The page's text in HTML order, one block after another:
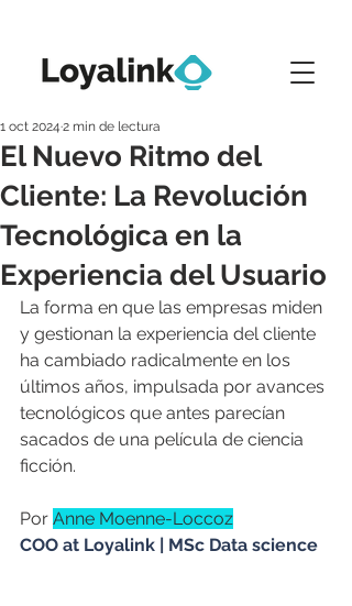
El Nuevo Ritmo del
Cliente: La Revolución
Tecnológica en la
Experiencia del Usuario
1 oct 2024 2 min de lectura
La forma en que las empresas miden
y gestionan la experiencia del cliente
ha cambiado radicalmente en los
últimos años, impulsada por avances
tecnológicos que antes parecían
sacados de una película de ciencia
ficción.
Por Anne Moenne-Loccoz
COO at Loyalink | MSc Data science